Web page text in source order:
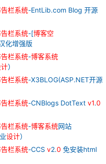
栏系统-EntLib.com Blog 开源
栏系统-[博客空
化增强版
栏系统-博客系统
）
栏系统-X3BLOG(ASP.NET开源
栏系统-CNBlogs DotText v1.0
栏系统-博客系统网站
设计）
栏系统-CCS v2.0 免安装html